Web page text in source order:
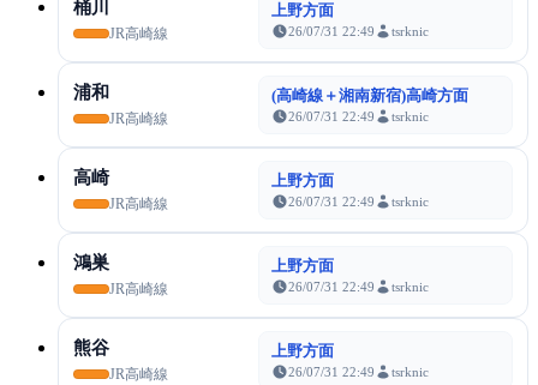
桶川
JR高崎線
上野方面
26/07/31 22:49 tsrknic
浦和
JR高崎線
(高崎線＋湘南新宿)高崎方面
26/07/31 22:49 tsrknic
高崎
JR高崎線
上野方面
26/07/31 22:49 tsrknic
鴻巣
JR高崎線
上野方面
26/07/31 22:49 tsrknic
熊谷
JR高崎線
上野方面
26/07/31 22:49 tsrknic